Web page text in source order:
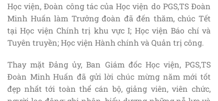
Học viện, Đoàn công tác của Học viện do PGS,TS Đoàn
Minh Huấn làm Trưởng đoàn đã đến thăm, chúc Tết
tại Học viện Chính trị khu vực I; Học viện Báo chí và
Tuyên truyền; Học viện Hành chính và Quản trị công.
Thay mặt Đảng ủy, Ban Giám đốc Học viện, PGS,TS
Đoàn Minh Huấn đã gửi lời chúc mừng năm mới tốt
đẹp nhất tới toàn thể cán bộ, giảng viên, viên chức,